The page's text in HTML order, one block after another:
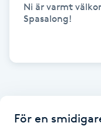
Ni är varmt
Spasalong!
För en